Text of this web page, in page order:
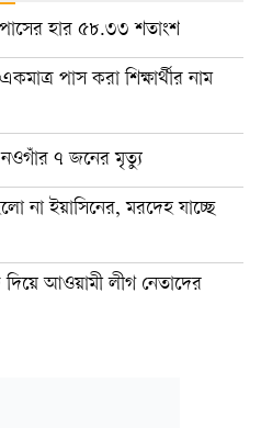
হার ৫৮.৩৩ শতাংশ
পাস করা শিক্ষার্থীর নাম
৭ জনের মৃত্যু
না ইয়াসিনের, মরদেহ যাচ্ছে
আওয়ামী লীগ নেতাদের